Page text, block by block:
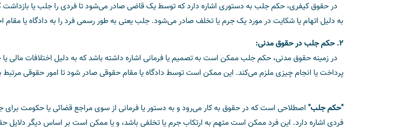
در حقوق کیفری، حکم جلب به دستوری اشاره دارد که توسط یک قاضی صادر می‌شود تا فردی را جلب یا بازداشت
به دلیل اتهام یا شکایت در مورد یک جرم یا تخلف صادر می‌شود. جلب یعنی به طور رسمی فرد را به دادگاه یا مقام
2. حکم جلب در حقوق مدنی:
در زمینه حقوق مدنی، حکم جلب ممکن است به تصمیم یا فرمانی اشاره داشته باشد که به دلیل اختلافات مالی یا
پرداخت یا انجام چیزی ملزم می‌کند. این ممکن است توسط دادگاه یا مقام حقوقی صادر شود تا امور حقوقی مرتبط
"حکم جلب" اصطلاحی است که در حقوق به کار می‌رود و به دستور یا فرمانی از سوی مراجع قضائی یا حکومت
فردی اشاره دارد. این فرد ممکن است متهم به ارتکاب جرم یا تخلفی باشد، و یا ممکن است بر اساس دیگر